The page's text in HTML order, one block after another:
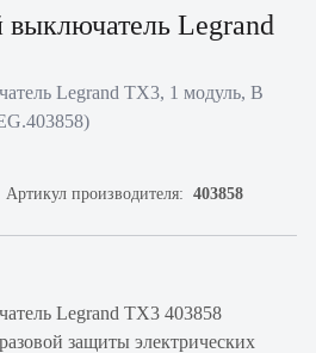
увеличения
выключатель Legrand
Legrand TX3, 1 модуль, B
Артикул производителя: 403858
Legrand TX3 403858
защиты электрических